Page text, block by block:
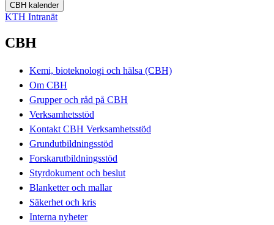
CBH kalender
KTH Intranät
CBH
Kemi, bioteknologi och hälsa (CBH)
Om CBH
Grupper och råd på CBH
Verksamhetsstöd
Kontakt CBH Verksamhetsstöd
Grundutbildningsstöd
Forskarutbildningsstöd
Styrdokument och beslut
Blanketter och mallar
Säkerhet och kris
Interna nyheter